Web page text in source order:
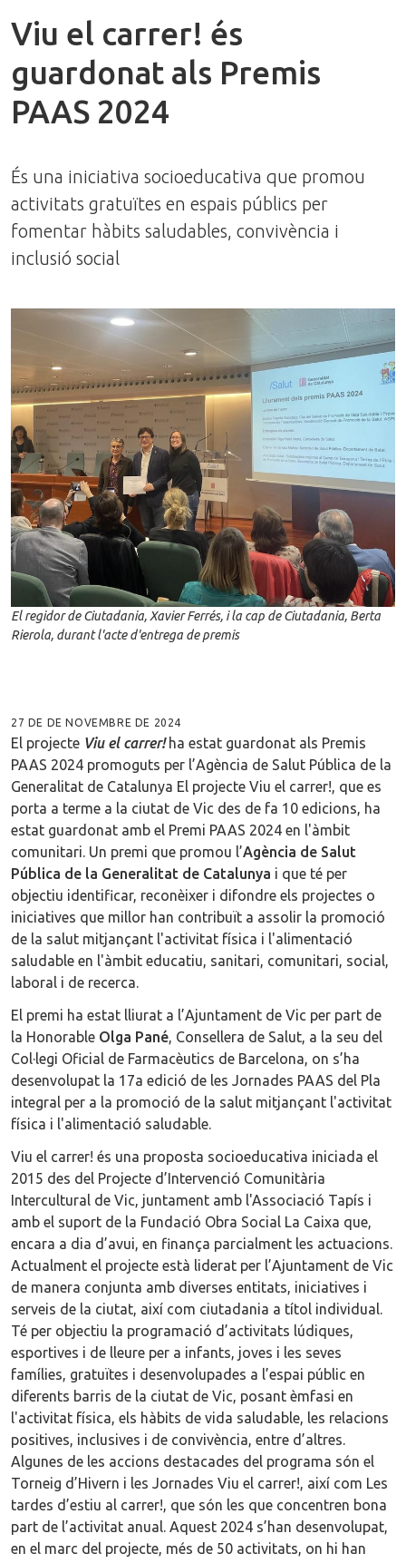
Viu el carrer! és
guardonat als Premis
PAAS 2024
És una iniciativa socioeducativa que promou
activitats gratuïtes en espais públics per
fomentar hàbits saludables, convivència i
inclusió social
El regidor de Ciutadania, Xavier Ferrés, i la cap de Ciutadania, Berta
Rierola, durant l'acte d'entrega de premis
27 DE DE NOVEMBRE DE 2024
El projecte Viu el carrer! ha estat guardonat als Premis
PAAS 2024 promoguts per l’Agència de Salut Pública de la
Generalitat de Catalunya El projecte Viu el carrer!, que es
porta a terme a la ciutat de Vic des de fa 10 edicions, ha
estat guardonat amb el Premi PAAS 2024 en l'àmbit
comunitari. Un premi que promou l’Agència de Salut
Pública de la Generalitat de Catalunya i que té per
objectiu identificar, reconèixer i difondre els projectes o
iniciatives que millor han contribuït a assolir la promoció
de la salut mitjançant l'activitat física i l'alimentació
saludable en l'àmbit educatiu, sanitari, comunitari, social,
laboral i de recerca.
El premi ha estat lliurat a l’Ajuntament de Vic per part de
la Honorable Olga Pané, Consellera de Salut, a la seu del
Col·legi Oficial de Farmacèutics de Barcelona, on s’ha
desenvolupat la 17a edició de les Jornades PAAS del Pla
integral per a la promoció de la salut mitjançant l'activitat
física i l'alimentació saludable.
Viu el carrer! és una proposta socioeducativa iniciada el
2015 des del Projecte d’Intervenció Comunitària
Intercultural de Vic, juntament amb l'Associació Tapís i
amb el suport de la Fundació Obra Social La Caixa que,
encara a dia d’avui, en finança parcialment les actuacions.
Actualment el projecte està liderat per l’Ajuntament de Vic
de manera conjunta amb diverses entitats, iniciatives i
serveis de la ciutat, així com ciutadania a títol individual.
Té per objectiu la programació d’activitats lúdiques,
esportives i de lleure per a infants, joves i les seves
famílies, gratuïtes i desenvolupades a l’espai públic en
diferents barris de la ciutat de Vic, posant èmfasi en
l'activitat física, els hàbits de vida saludable, les relacions
positives, inclusives i de convivència, entre d’altres.
Algunes de les accions destacades del programa són el
Torneig d’Hivern i les Jornades Viu el carrer!, així com Les
tardes d’estiu al carrer!, que són les que concentren bona
part de l’activitat anual. Aquest 2024 s’han desenvolupat,
en el marc del projecte, més de 50 activitats, on hi han